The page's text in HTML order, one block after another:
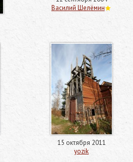
Василий Шелёмин
15 октября 2011
yozik